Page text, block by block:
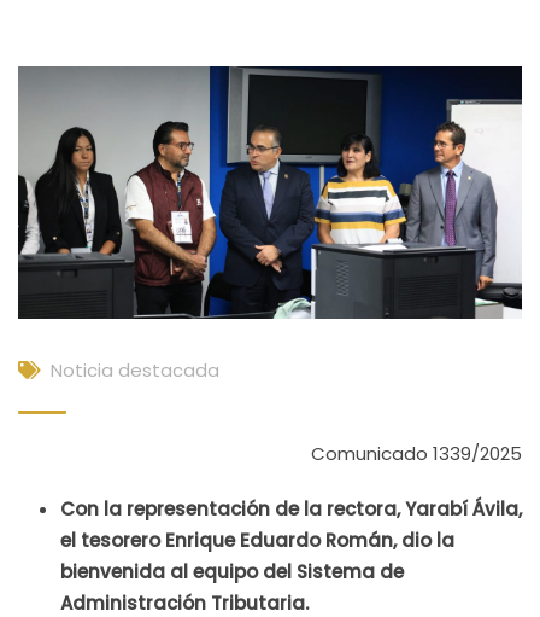
Noticia destacada
Comunicado 1339/2025
Con la representación de la rectora, Yarabí Ávila,
el tesorero Enrique Eduardo Román, dio la
bienvenida al equipo del Sistema de
Administración Tributaria.